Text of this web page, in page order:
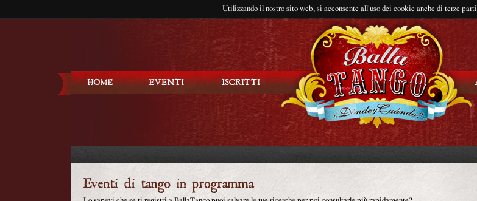
Utilizzando il nostro sito web, si acconsente all'uso dei cookie anche di terze parti